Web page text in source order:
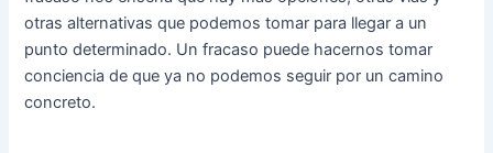
otras alternativas que podemos tomar para llegar a un
punto determinado. Un fracaso puede hacernos tomar
conciencia de que ya no podemos seguir por un camino
concreto.